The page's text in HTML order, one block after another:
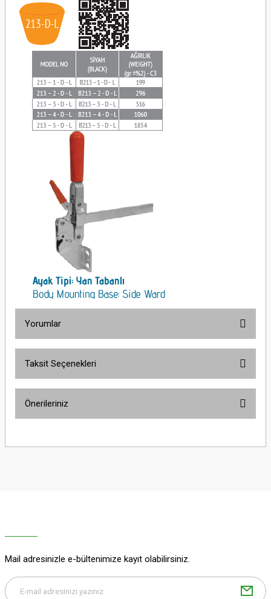
Yorumlar
Taksit Seçenekleri
Önerileriniz
yetersiz gördüğünüz noktaları öneri formunu kullanarak tarafımıza
Bu ürüne benzer farklı alternatifler olmalı.
Mail adresinizle e-bültenimize kayıt olabilirsiniz.